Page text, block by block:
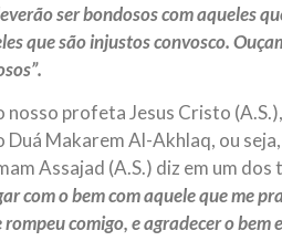
ser bondosos com aqueles
que são injustos convosco.
profeta Jesus Cristo
Makarem Al-Akhlaq, ou
Assajad (A.S.) diz em um dos
com o bem com aquele que me
comigo, e agradecer o bem